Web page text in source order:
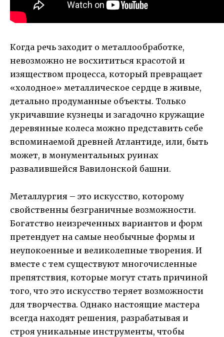
Когда речь заходит о металлообработке,
невозможно не восхититься красотой и
изяществом процесса, который превращает
«холодное» металлическое сердце в живые,
детально продуманные объекты. Только
укричавшие кузнецы и загадочно кружащие
деревянные колеса можно представить себе
вспоминаемой древней Атлантиде, или, быть
может, в монументальных руинах
развалившейся Вавилонской башни.
Металлургия – это искусство, которому
свойственны безграничные возможности.
Богатство неизреченных вариантов и форм
претендует на самые необычные формы и
неупокоенные и великолепные творения. И
вместе с тем существуют многочисленные
препятствия, которые могут стать причиной
того, что это искусство теряет возможности
для творчества. Однако настоящие мастера
всегда находят решения, разрабатывая и
строя уникальные инструменты, чтобы